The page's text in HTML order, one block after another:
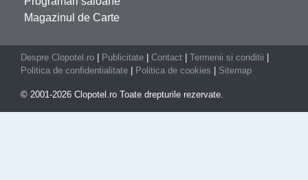
Magazinul de Carte
Despre Clopotel.ro Publicitate Contact Termenii si conditii
Politica de confidentialitate
Politica de cookies Sitemap
© 2001-2026 Clopotel.ro Toate drepturile rezervate.